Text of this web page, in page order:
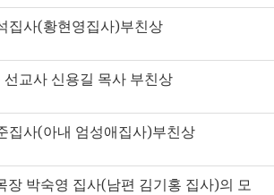
집사(황현영집사)부친상
선교사 신용길 목사 부친상
집사(아내 엄성애집사)부친상
장 박숙영 집사(남편 김기홍 집사)의 모